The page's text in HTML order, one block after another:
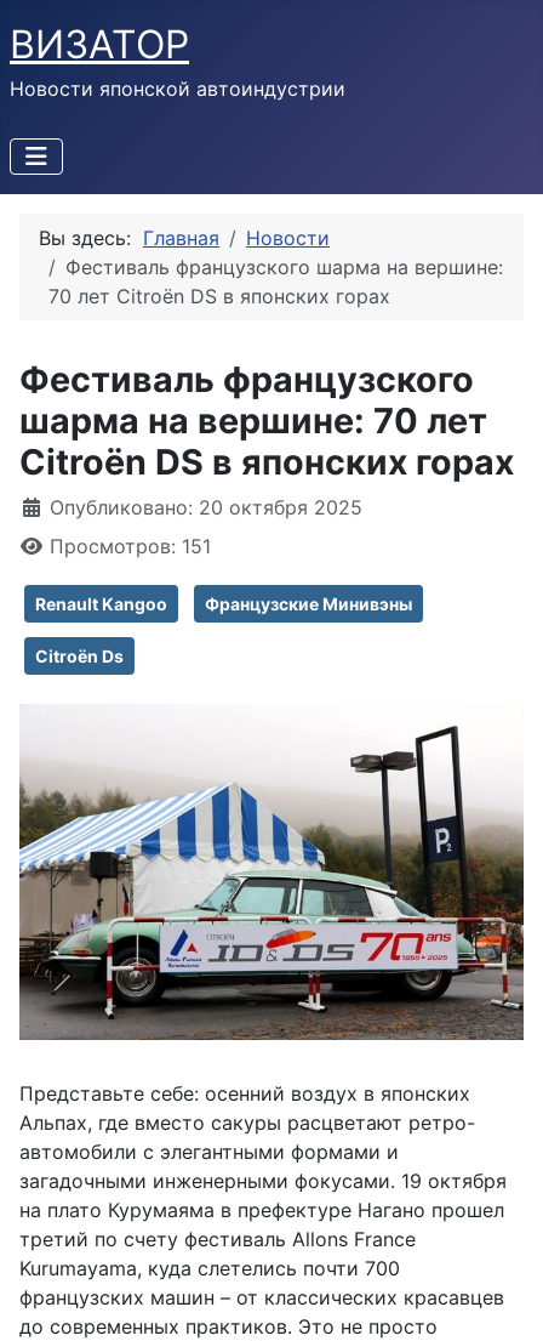
ВИЗАТОР
Новости японской автоиндустрии
Вы здесь: Главная
Новости
Фестиваль французского шарма на вершине:
70 лет Citroën DS в японских горах
Фестиваль французского
шарма на вершине: 70 лет
Citroën DS в японских горах
Информация о материале
Опубликовано: 20 октября 2025
Просмотров: 151
Renault Kangoo Французские Минивэны
Citroën Ds
Представьте себе: осенний воздух в японских
Альпах, где вместо сакуры расцветают ретро-
автомобили с элегантными формами и
загадочными инженерными фокусами. 19 октября
на плато Курумаяма в префектуре Нагано прошел
третий по счету фестиваль Allons France
Kurumayama, куда слетелись почти 700
французских машин – от классических красавцев
до современных практиков. Это не просто